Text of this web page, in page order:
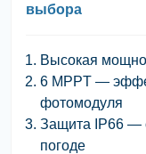
выбора
Высокая
6 MPPT —
фотомодуля
Защита IP66 —
погоде